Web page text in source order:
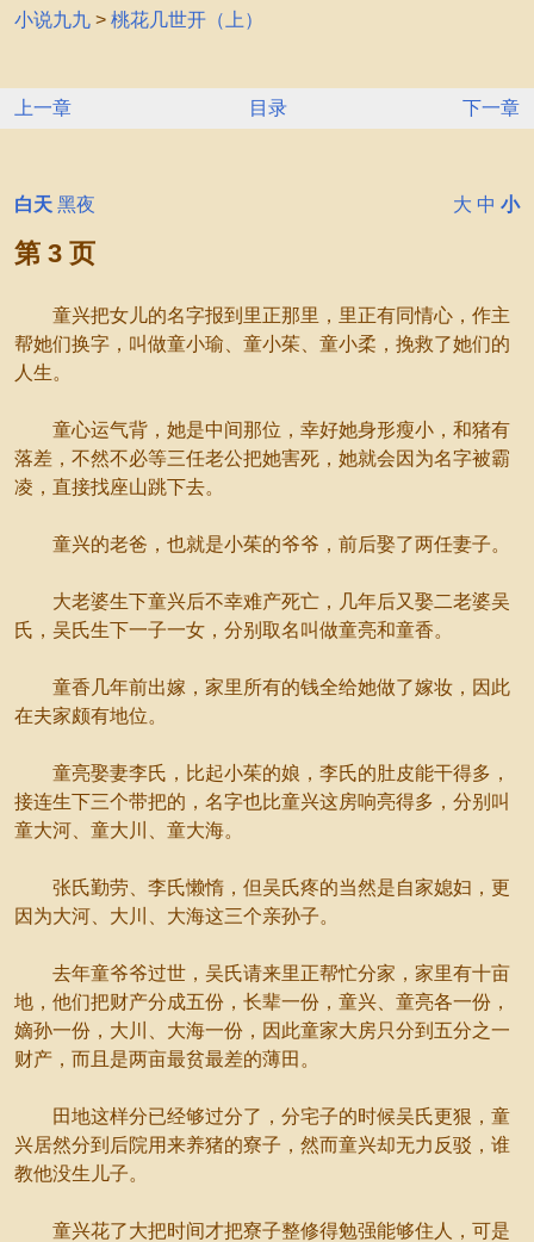
小说九九 > 桃花几世开（上）
上一章 目录 下一章
白天 黑夜 大 中 小
第 3 页
童兴把女儿的名字报到里正那里，里正有同情心，作主
帮她们换字，叫做童小瑜、童小茱、童小柔，挽救了她们的
人生。
童心运气背，她是中间那位，幸好她身形瘦小，和猪有
落差，不然不必等三任老公把她害死，她就会因为名字被霸
凌，直接找座山跳下去。
童兴的老爸，也就是小茱的爷爷，前后娶了两任妻子。
大老婆生下童兴后不幸难产死亡，几年后又娶二老婆吴
氏，吴氏生下一子一女，分别取名叫做童亮和童香。
童香几年前出嫁，家里所有的钱全给她做了嫁妆，因此
在夫家颇有地位。
童亮娶妻李氏，比起小茱的娘，李氏的肚皮能干得多，
接连生下三个带把的，名字也比童兴这房响亮得多，分别叫
童大河、童大川、童大海。
张氏勤劳、李氏懒惰，但吴氏疼的当然是自家媳妇，更
因为大河、大川、大海这三个亲孙子。
去年童爷爷过世，吴氏请来里正帮忙分家，家里有十亩
地，他们把财产分成五份，长辈一份，童兴、童亮各一份，
嫡孙一份，大川、大海一份，因此童家大房只分到五分之一
财产，而且是两亩最贫最差的薄田。
田地这样分已经够过分了，分宅子的时候吴氏更狠，童
兴居然分到后院用来养猪的寮子，然而童兴却无力反驳，谁
教他没生儿子。
童兴花了大把时间才把寮子整修得勉强能够住人，可是